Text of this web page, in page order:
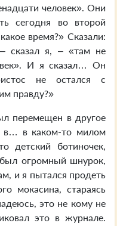
человек». Они
сегодня во второй
время?» Сказали:
сказал я, – «там не
И я сказал… Он
не остался с
правду?»
перемещен в другое
в… в каком-то милом
детский ботиночек,
огромный шнурок,
и я пытался продеть
мокасина, стараясь
это не кому не
это в журнале.